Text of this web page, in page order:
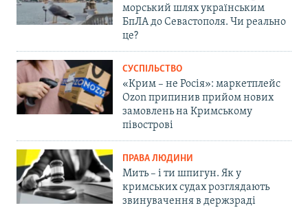
морський шлях українським
БпЛА до Севастополя. Чи реально
це?
СУСПІЛЬСТВО
«Крим – не Росія»: маркетплейс
Ozon припинив прийом нових
замовлень на Кримському
півострові
ПРАВА ЛЮДИНИ
Мить – і ти шпигун. Як у
кримських судах розглядають
звинувачення в держзраді